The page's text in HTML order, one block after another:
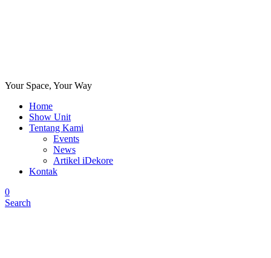
Your Space, Your Way
Home
Show Unit
Tentang Kami
Events
News
Artikel iDekore
Kontak
0
Search